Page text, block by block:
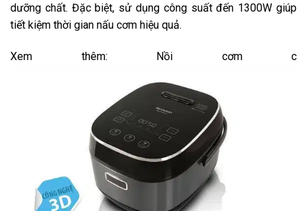
dưỡng chất. Đặc biệt, sử dụng công suất đến 1300W giúp
tiết kiệm thời gian nấu cơm hiệu quả.
Xem thêm: Nồi cơm c